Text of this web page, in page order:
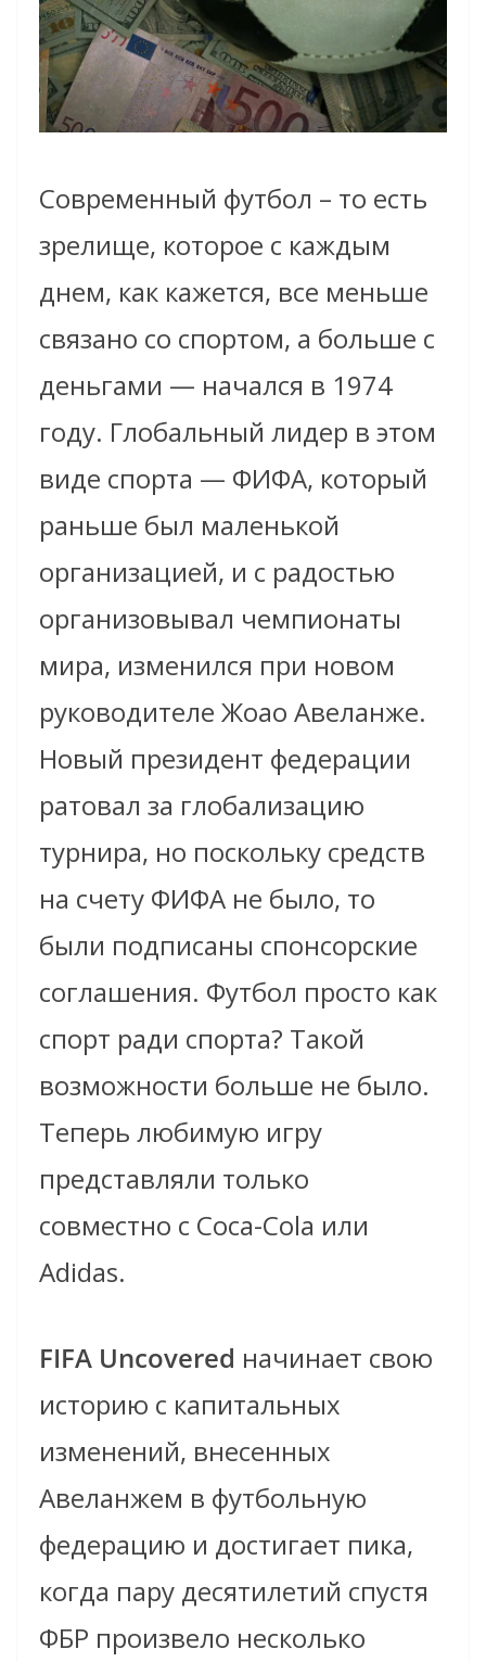
Современный футбол – то есть
зрелище, которое с каждым
днем, как кажется, все меньше
связано со спортом, а больше с
деньгами — начался в 1974
году. Глобальный лидер в этом
виде спорта — ФИФА, который
раньше был маленькой
организацией, и с радостью
организовывал чемпионаты
мира, изменился при новом
руководителе Жоао Авеланже.
Новый президент федерации
ратовал за глобализацию
турнира, но поскольку средств
на счету ФИФА не было, то
были подписаны спонсорские
соглашения. Футбол просто как
спорт ради спорта? Такой
возможности больше не было.
Теперь любимую игру
представляли только
совместно с Coca-Cola или
Adidas.
FIFA Uncovered начинает свою
историю с капитальных
изменений, внесенных
Авеланжем в футбольную
федерацию и достигает пика,
когда пару десятилетий спустя
ФБР произвело несколько